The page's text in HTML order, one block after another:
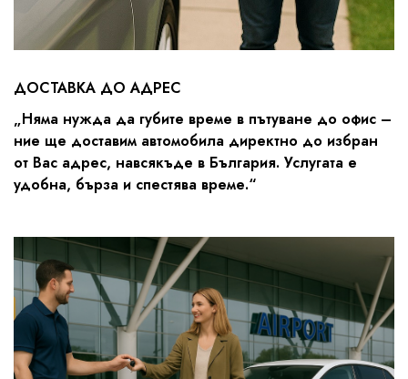
ДОСТАВКА ДО АДРЕС
„Няма нужда да губите време в пътуване до офис –
ние ще доставим автомобила директно до избран
от Вас адрес, навсякъде в България. Услугата е
удобна, бърза и спестява време.“